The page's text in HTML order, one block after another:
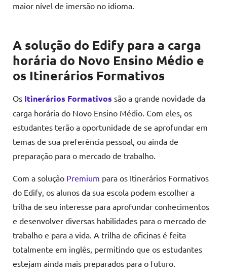
maior nível de imersão no idioma.
A solução do Edify para a carga
horária do Novo Ensino Médio e
os Itinerários Formativos
Os Itinerários Formativos são a grande novidade da
carga horária do Novo Ensino Médio. Com eles, os
estudantes terão a oportunidade de se aprofundar em
temas de sua preferência pessoal, ou ainda de
preparação para o mercado de trabalho.
Com a solução Premium para os Itinerários Formativos
do Edify, os alunos da sua escola podem escolher a
trilha de seu interesse para aprofundar conhecimentos
e desenvolver diversas habilidades para o mercado de
trabalho e para a vida. A trilha de oficinas é feita
totalmente em inglês, permitindo que os estudantes
estejam ainda mais preparados para o futuro.